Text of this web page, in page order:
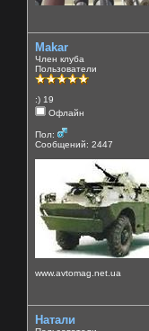
Makar
Член клуба
Пользователи
:) 19
Офлайн
Пол:
Сообщений: 2447
www.avtomag.net.ua
Натали